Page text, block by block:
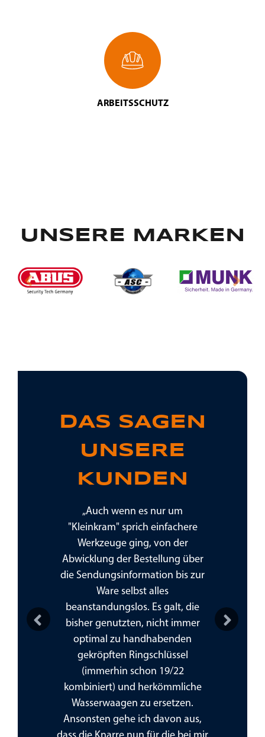
ARBEITSSCHUTZ
UNSERE MARKEN
DAS SAGEN
UNSERE
KUNDEN
„Auch wenn es nur um
"Kleinkram" sprich einfachere
Werkzeuge ging, von der
Abwicklung der Bestellung über
die Sendungsinformation bis zur
Ware selbst alles
beanstandungslos. Es galt, die
bisher genutzten, nicht immer
optimal zu handhabenden
gekröpften Ringschlüssel
(immerhin schon 19/22
kombiniert) und herkömmliche
Wasserwaagen zu ersetzen.
Ansonsten gehe ich davon aus,